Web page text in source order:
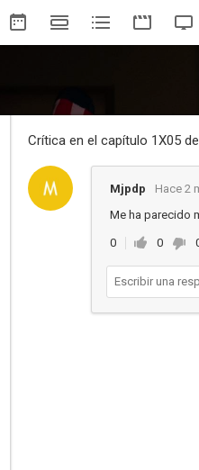
Crítica en el capítulo 1X05 de
Mjpdp Hace 2
Me ha parecido
0 0